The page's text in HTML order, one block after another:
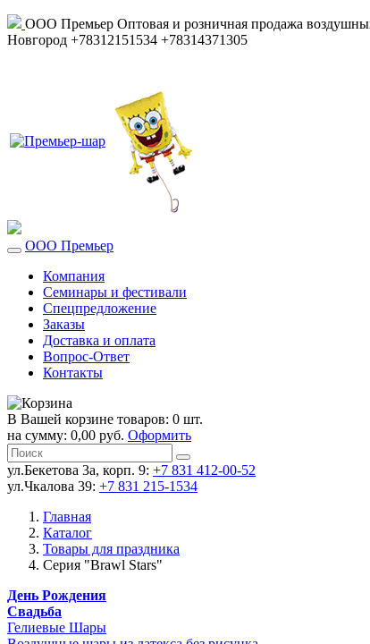
ООО Премьер Оптовая и розничная продажа
Новгород +78312151534 +78314371305
ООО Премьер
Компания
Семинары и фестивали
Спецпредложение
Заказы
Доставка и оплата
Вопрос-Ответ
Контакты
В Вашей корзине товаров: 0 шт.
на сумму: 0,00 руб. Оформить
ул.Бекетова 3а, корп. 9: +7 831 412-00-52
ул.Чкалова 39: +7 831 215-1534
Главная
Каталог
Товары для праздника
Серия "Brawl Stars"
День Рождения
Свадьба
Гелиевые Шары